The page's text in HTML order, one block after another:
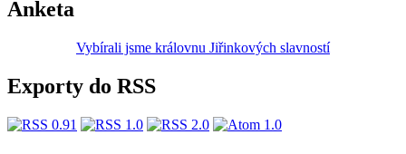
Anketa
Vybírali jsme královnu Jiřinkových slavností
Exporty do RSS